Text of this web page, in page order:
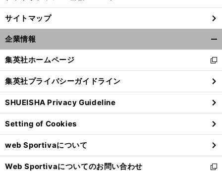
サイトマップ
企業情報
閉
る
集英社ホームページ
新
し
い
ウ
ィ
ン
ド
ウ
で
開
く
集英社プライバシーガイドライン
SHUEISHA Privacy Guideline
Setting of Cookies
web Sportivaについて
Web Sportivaについてのお問い合わせ
新